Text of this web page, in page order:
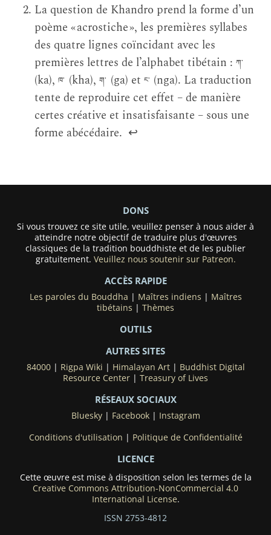
La question de Khandro prend la forme d’un
poème « acrostiche », les premières syllabes
des quatre lignes coïncidant avec les
premières lettres de l’alphabet tibétain :ཀ་
(ka),ཁ་ (kha),ག་ (ga) etང་ (nga). La traduction
tente de reproduire cet effet – de manière
certes créative et insatisfaisante – sous une
forme abécédaire. ↩
DONS
Si vous trouvez ce site utile, veuillez penser à nous aider à
atteindre notre objectif de traduire plus d'œuvres
classiques de la tradition bouddhiste et de les publier
gratuitement. Veuillez nous soutenir sur Patreon.
ACCÈS RAPIDE
Les paroles du Bouddha | Maîtres indiens | Maîtres
tibétains | Thèmes
OUTILS
AUTRES SITES
84000| Rigpa Wiki | Himalayan Art| Buddhist Digital
Resource Center | Treasury of Lives
RÉSEAUX SOCIAUX
Bluesky| Facebook| Instagram
Conditions d'utilisation | Politique de Confidentialité
LICENCE
Cette œuvre est mise à disposition selon les termes de la
Creative Commons Attribution-NonCommercial 4.0
International License.
ISSN 2753-4812